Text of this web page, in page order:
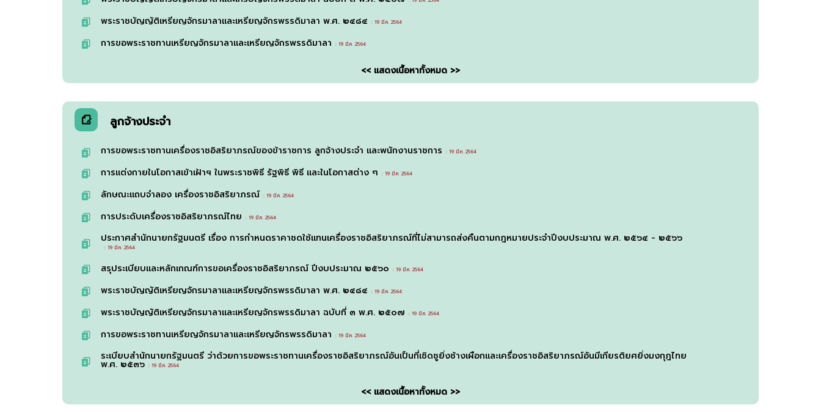
พระราชบัญญัติเหรียญจักรมาลาและเหรียญจักรพรรดิมาลา พ.ศ. ๒๔๘๔ : 19 มี.ค. 2564
การขอพระราชทานเหรียญจักรมาลาและเหรียญจักรพรรดิมาลา : 19 มี.ค. 2564
<< แสดงเนื้อหาทั้งหมด >>
ลูกจ้างประจำ
การขอพระราชทานเครื่องราชอิสริยาภรณ์ของข้าราชการ ลูกจ้างประจำ และพนักงานราชการ : 19 มี.ค. 2564
การแต่งกายในโอกาสเข้าเฝ้าฯ ในพระราชพิธี รัฐพิธี พิธี และในโอกาสต่าง ๆ : 19 มี.ค. 2564
ลักษณะแถบจำลอง เครื่องราชอิสริยาภรณ์ : 19 มี.ค. 2564
การประดับเครื่องราชอิสริยาภรณ์ไทย : 19 มี.ค. 2564
ประกาศสำนักนายกรัฐมนตรี เรื่อง การกำหนดราคาชดใช้แทนเครื่องราชอิสริยาภรณ์ที่ไม่สามารถส่งคืนตามกฎหมายประจำปีงบประมาณ พ.ศ. ๒๕๖๔ - ๒๕๖๖
: 19 มี.ค. 2564
สรุประเบียบและหลักเกณฑ์การขอเครื่องราชอิสริยาภรณ์ ปีงบประมาณ ๒๕๖๐ : 19 มี.ค. 2564
พระราชบัญญัติเหรียญจักรมาลาและเหรียญจักรพรรดิมาลา พ.ศ. ๒๔๘๔ : 19 มี.ค. 2564
พระราชบัญญัติเหรียญจักรมาลาและเหรียญจักรพรรดิมาลา ฉบับที่ ๓ พ.ศ. ๒๕๐๗ : 19 มี.ค. 2564
การขอพระราชทานเหรียญจักรมาลาและเหรียญจักรพรรดิมาลา : 19 มี.ค. 2564
ระเบียบสำนักนายกรัฐมนตรี ว่าด้วยการขอพระราชทานเครื่องราชอิสริยาภรณ์อันเป็นที่เชิดชูยิ่งช้างเผือกและเครื่องราชอิสริยาภรณ์อันมีเกียรติยศยิ่งมงกุฎไทย
พ.ศ. ๒๕๓๖ : 19 มี.ค. 2564
<< แสดงเนื้อหาทั้งหมด >>